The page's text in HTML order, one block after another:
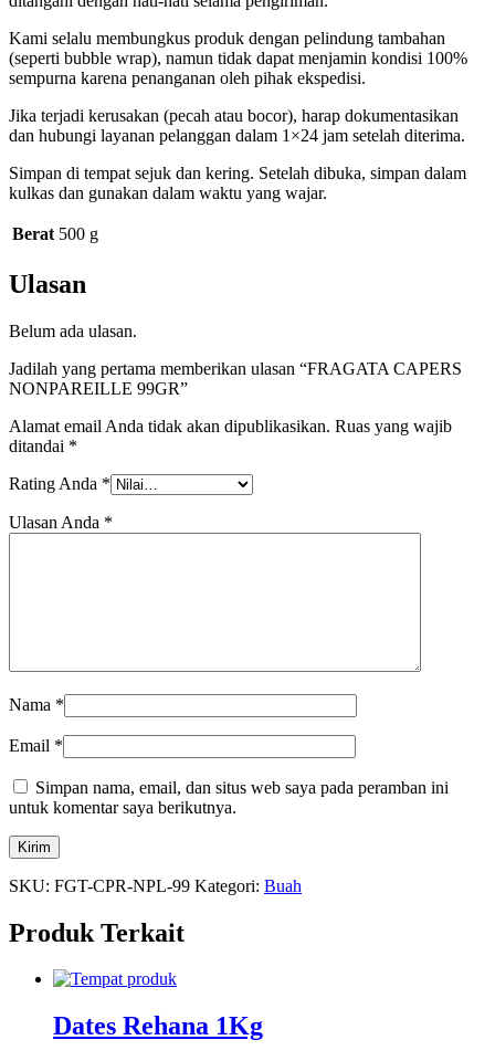
Kami selalu membungkus produk dengan pelindung tambahan
(seperti bubble wrap), namun tidak dapat menjamin kondisi 100%
sempurna karena penanganan oleh pihak ekspedisi.
Jika terjadi kerusakan (pecah atau bocor), harap dokumentasikan
dan hubungi layanan pelanggan dalam 1×24 jam setelah diterima.
Simpan di tempat sejuk dan kering. Setelah dibuka, simpan dalam
kulkas dan gunakan dalam waktu yang wajar.
Berat 500 g
Ulasan
Belum ada ulasan.
Jadilah yang pertama memberikan ulasan “FRAGATA CAPERS
NONPAREILLE 99GR”
Alamat email Anda tidak akan dipublikasikan. Ruas yang wajib
ditandai *
Rating Anda *
Ulasan Anda *
Nama *
Email *
Simpan nama, email, dan situs web saya pada peramban ini
untuk komentar saya berikutnya.
SKU: FGT-CPR-NPL-99 Kategori: Buah
Produk Terkait
Dates Rehana 1Kg